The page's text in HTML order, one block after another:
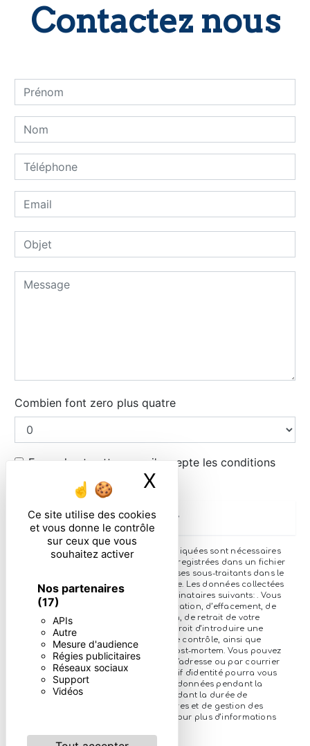
Ce site utilise des cookies
et vous donne le contrôle
sur ceux que vous
souhaitez activer
Nos partenaires
(17)
APIs
Autre
Mesure d'audience
Régies publicitaires
Réseaux sociaux
Support
Vidéos
X
Contactez nous
Combien font zero plus quatre
En cochant cette case, j'accepte les conditions
particulières ci-dessous **
Envoyer
** Les données personnelles communiquées sont nécessaires
aux fins de vous contacter et sont enregistrées dans un fichier
informatisé. Elles sont destinées à et ses sous-traitants dans le
seul but de répondre à votre message. Les données collectées
seront communiquées aux seuls destinataires suivants: . Vous
disposez de droits d’accès, de rectification, d’effacement, de
portabilité, de limitation, d’opposition, de retrait de votre
consentement à tout moment et du droit d’introduire une
réclamation auprès d’une autorité de contrôle, ainsi que
d’organiser le sort de vos données post-mortem. Vous pouvez
exercer ces droits par voie postale à l'adresse ou par courrier
électronique à l'adresse . Un justificatif d'identité pourra vous
être demandé. Nous conservons vos données pendant la
période de prise de contact puis pendant la durée de
prescription légale aux fins probatoires et de gestion des
contentieux. Consultez le site cnil.fr pour plus d’informations